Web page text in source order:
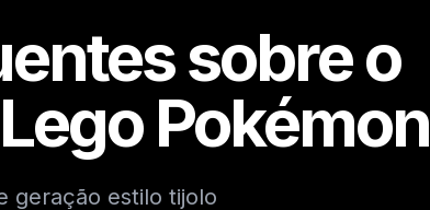
sobre o
Pokémon
geração estilo tijolo